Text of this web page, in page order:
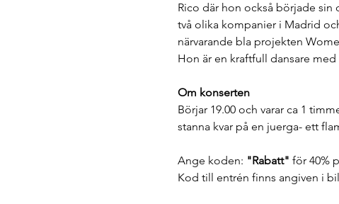
Rico där hon också började sin
två olika kompanier i Madrid
närvarande bla projekten
Hon är en kraftfull dansare
Om konserten
Börjar 19.00 och varar ca 1
stanna kvar på en juerga- ett
Ange koden: "Rabatt" för 40%
Kod till entrén finns angiven i